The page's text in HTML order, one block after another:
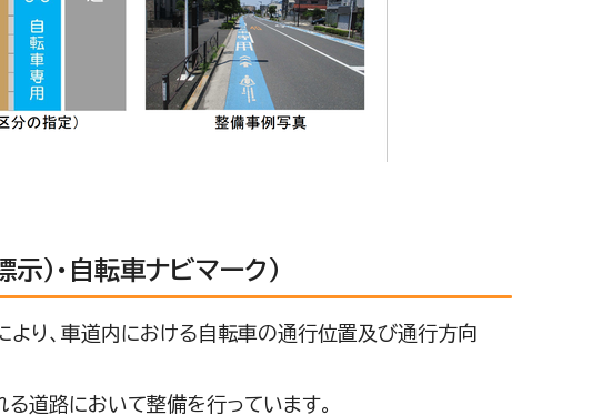
）・自転車ナビマーク）
り、車道内における自転車の通行位置及び通行方向
道路において整備を行っています。